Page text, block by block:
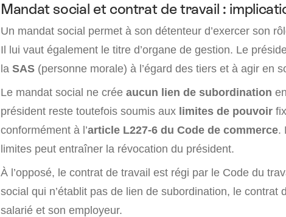
Mandat social et contrat de travail :
Un mandat social permet à son détenteur d’exercer son
Il lui vaut également le titre d’organe de gestion. Le
la SAS (personne morale) à l’égard des tiers et à agir en
Le mandat social ne crée aucun lien de subordination
président reste toutefois soumis aux limites de pouvoir
conformément à l’article L227-6 du Code de commerce.
limites peut entraîner la révocation du président.
À l’opposé, le contrat de travail est régi par le Code du
social qui n’établit pas de lien de subordination, le contrat
salarié et son employeur.